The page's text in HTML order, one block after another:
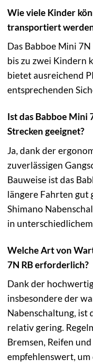
Wie viele Kinder
transportiert
Das Babboe Mini
bis zu zwei Kindern
bietet ausreichend
entsprechenden
Ist das Babboe Mini
Strecken geeignet?
Ja, dank der
zuverlässigen
Bauweise ist das
längere Fahrten gut
Shimano
in
Welche Art von
7N RB erforderlich?
Dank der
insbesondere der
Nabenschaltung, ist
relativ gering.
Bremsen, Reifen
empfehlenswert,